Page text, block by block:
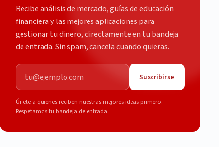
Recibe análisis de mercado, guías de educación
financiera y las mejores aplicaciones para
gestionar tu dinero, directamente en tu bandeja
de entrada. Sin spam, cancela cuando quieras.
Correo electrónico
Suscribirse
Únete a quienes reciben nuestras mejores ideas primero.
Respetamos tu bandeja de entrada.